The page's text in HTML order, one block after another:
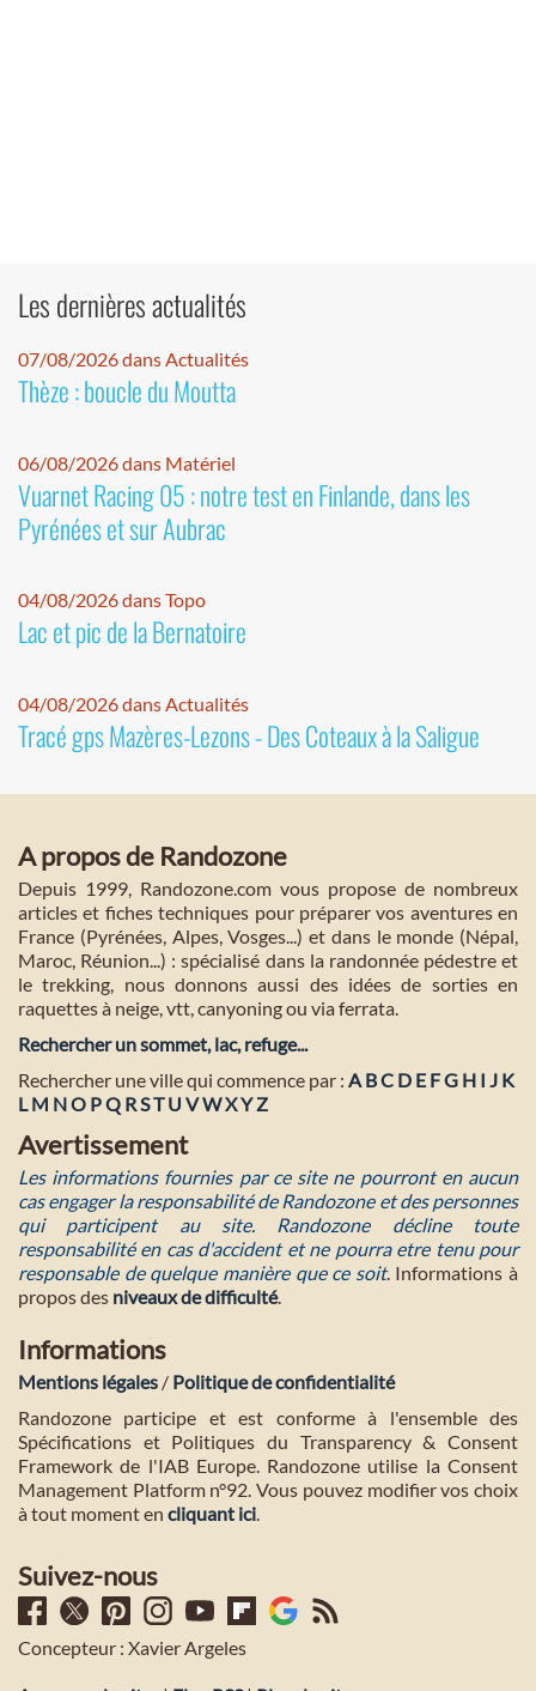
Les dernières actualités
07/08/2026 dans Actualités
Thèze : boucle du Moutta
06/08/2026 dans Matériel
Vuarnet Racing 05 : notre test en Finlande, dans les
Pyrénées et sur Aubrac
04/08/2026 dans Topo
Lac et pic de la Bernatoire
04/08/2026 dans Actualités
Tracé gps Mazères-Lezons - Des Coteaux à la Saligue
A propos de Randozone
Depuis 1999, Randozone.com vous propose de nombreux
articles et fiches techniques pour préparer vos aventures en
France (Pyrénées, Alpes, Vosges...) et dans le monde (Népal,
Maroc, Réunion...) : spécialisé dans la randonnée pédestre et
le trekking, nous donnons aussi des idées de sorties en
raquettes à neige, vtt, canyoning ou via ferrata.
Rechercher un sommet, lac, refuge...
Rechercher une ville qui commence par : A BC D E FG H I J K
L M NO PQ RST U VWXYZ
Avertissement
Les informations fournies par ce site ne pourront en aucun
cas engager la responsabilité de Randozone et des personnes
qui participent au site. Randozone décline toute
responsabilité en cas d'accident et ne pourra etre tenu pour
responsable de quelque manière que ce soit. Informations à
propos des niveaux de difficulté.
Informations
Mentions légales / Politique de confidentialité
Randozone participe et est conforme à l'ensemble des
Spécifications et Politiques du Transparency & Consent
Framework de l'IAB Europe. Randozone utilise la Consent
Management Platform n°92. Vous pouvez modifier vos choix
à tout moment en cliquant ici.
Suivez-nous
Concepteur : Xavier Argeles